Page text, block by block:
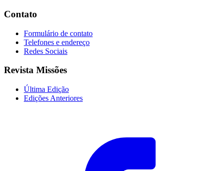
Contato
Formulário de contato
Telefones e endereço
Redes Sociais
Revista Missões
Última Edição
Edições Anteriores